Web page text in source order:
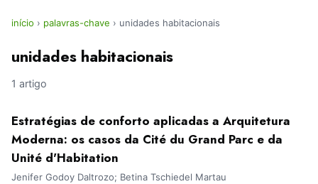
início › palavras-chave › unidades habitacionais
unidades habitacionais
1 artigo
Estratégias de conforto aplicadas a Arquitetura
Moderna: os casos da Cité du Grand Parc e da
Unité d'Habitation
Jenifer Godoy Daltrozo; Betina Tschiedel Martau